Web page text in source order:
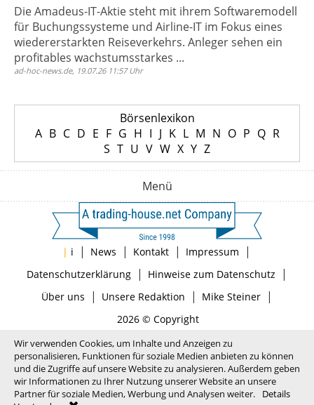
Die Amadeus-IT-Aktie steht mit ihrem Softwaremodell
für Buchungssysteme und Airline-IT im Fokus eines
wiedererstarkten Reiseverkehrs. Anleger sehen ein
profitables wachstumsstarkes ...
ad-hoc-news.de, 19.07.26 11:57 Uhr
Börsenlexikon
A B C D E F G H I J K L M N O P Q R
S T U V W X Y Z
Menü
| i | News | Kontakt | Impressum |
Datenschutzerklärung| Hinweise zum Datenschutz |
Über uns | Unsere Redaktion | Mike Steiner|
2026 © Copyright
Wir verwenden Cookies, um Inhalte und Anzeigen zu
personalisieren, Funktionen für soziale Medien anbieten zu können
und die Zugriffe auf unsere Website zu analysieren. Außerdem geben
wir Informationen zu Ihrer Nutzung unserer Website an unsere
Partner für soziale Medien, Werbung und Analysen weiter.
Details